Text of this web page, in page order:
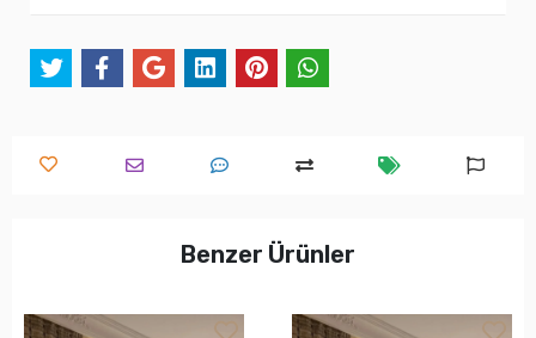
Benzer Ürünler